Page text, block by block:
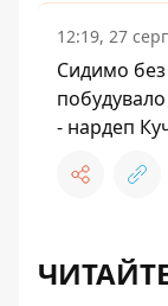
12:19, 27
Сидимо без
- нардеп